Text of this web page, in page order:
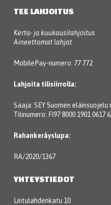
TEE LAHJOITUS
Kerta- ja kuukausilahjoitus
Aineettomat lahjat
MobilePay-numero: 77 772
Lahjoita tilisiirrolla:
Saaja: SEY Suomen eläinsuojelu
Tilinumero: FI97 8000 1901 0617
Rahankeräyslupa:
RA/2020/1367
YHTEYSTIEDOT
Lintulahdenkatu 10